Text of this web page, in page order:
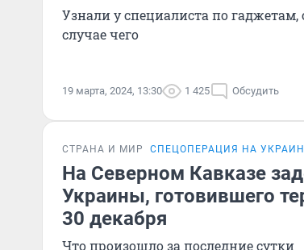
Узнали у специалиста по
случае чего
19 марта, 2024, 13:30 1 425 Обсудить
СТРАНА И МИР СПЕЦОПЕРАЦИЯ НА
На Северном Кавказе
Украины, готовившего
30 декабря
Что произошло за последние сутки